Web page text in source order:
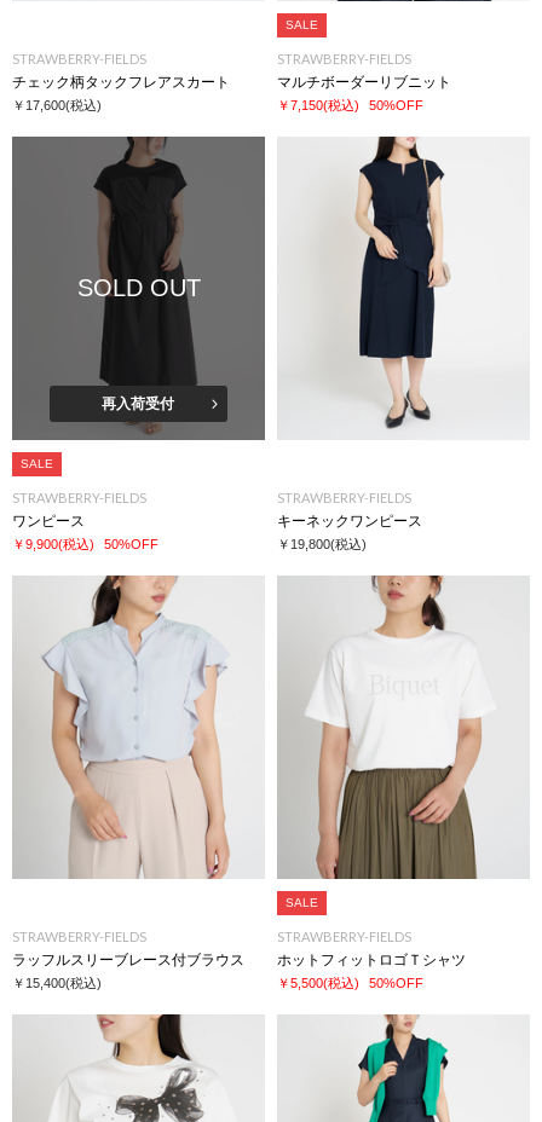
STRAWBERRY-FIELDS
チェック柄タックフレアスカート
￥17,600(税込)
SALE
STRAWBERRY-FIELDS
マルチボーダーリブニット
￥7,150(税込) 50%OFF
SOLD OUT
再入荷受付
SALE
STRAWBERRY-FIELDS
ワンピース
￥9,900(税込) 50%OFF
STRAWBERRY-FIELDS
キーネックワンピース
￥19,800(税込)
STRAWBERRY-FIELDS
ラッフルスリーブレース付ブラウス
￥15,400(税込)
SALE
STRAWBERRY-FIELDS
ホットフィットロゴＴシャツ
￥5,500(税込) 50%OFF